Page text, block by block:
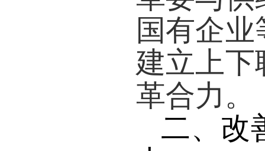
国有企
建立上下
革合力。
二、改